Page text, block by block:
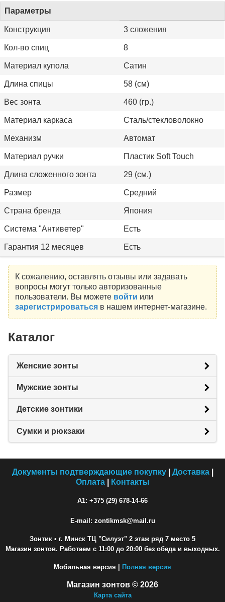
Параметры
Конструкция 3 сложения
Кол-во спиц 8
Материал купола Сатин
Длина спицы 58 (см)
Вес зонта 460 (гр.)
Материал каркаса Сталь/стекловолокно
Механизм Автомат
Материал ручки Пластик Soft Touch
Длина сложенного зонта 29 (см.)
Размер Средний
Страна бренда Япония
Система "Антиветер" Есть
Гарантия 12 месяцев Есть
К сожалению, оставлять отзывы или задавать
вопросы могут только авторизованные
пользователи. Вы можете войти или
зарегистрироватьсяв нашем интернет-магазине.
Каталог
Женские зонты
Мужские зонты
Детские зонтики
Сумки и рюкзаки
Документы подтверждающие покупку| Доставка|
Оплата| Контакты
A1: +375 (29) 678-14-66
E-mail: zontikmsk@mail.ru
Зонтик • г. Минск ТЦ "Силуэт" 2 этаж ряд 7 место 5
Магазин зонтов. Работаем с 11:00 до 20:00 без обеда и выходных.
Мобильная версия | Полная версия
Магазин зонтов © 2026
Карта сайта